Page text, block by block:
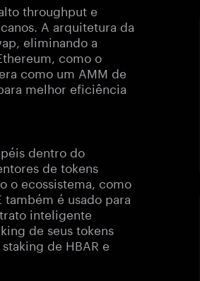
throughput e
A arquitetura da
eliminando a
como o
como um AMM de
melhor eficiência
dentro do
de tokens
o ecossistema, como
é usado para
inteligente
de seus tokens
de HBAR e